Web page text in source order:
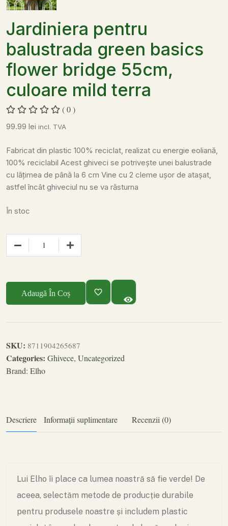
Jardiniera pentru
balustrada green basics
flower bridge 55cm,
culoare mild terra
( 0 )
99.99 lei incl. TVA
Fabricat din plastic 100% reciclat, realizat cu energie eoliană,
100% reciclabil Acest ghiveci se potrivește unei balustrade
cu lățimea de până la 6 cm Vine cu 2 cleme ușor de atașat,
astfel încât ghiveciul nu se va răsturna
În stoc
Adaugă În Coș
SKU: 8711904265687
Categories: Ghivece, Uncategorized
Brand: Elho
Descriere Informații suplimentare Recenzii (0)
Lui Elho îi place ca lumea noastră să fie verde! De
aceea, selectăm metode de producție durabile
pentru produsele noastre și includem plastic